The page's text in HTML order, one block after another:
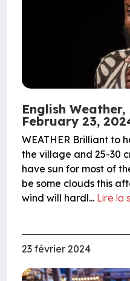
English
February 23,
WEATHER Brilliant to
the village and 25-30
have sun for most of
be some clouds this
wind will hardl... Lire la
23 février 2024